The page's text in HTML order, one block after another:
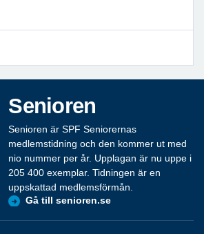
Senioren
Senioren är SPF Seniorernas
medlemstidning och den kommer ut med
nio nummer per år. Upplagan är nu uppe i
205 400 exemplar. Tidningen är en
uppskattad medlemsförmån.
Gå till senioren.se